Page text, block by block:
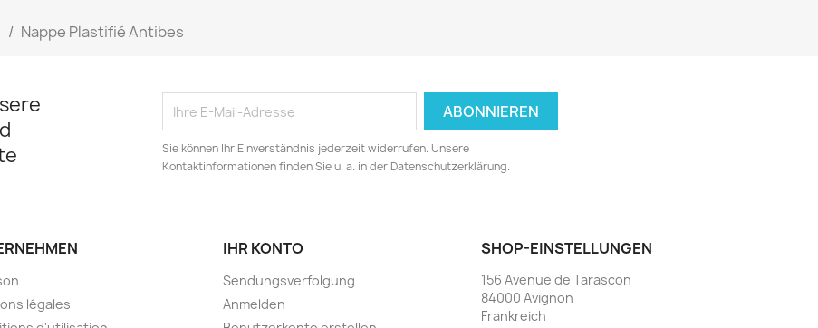
Nappe Plastifié Antibes
Sie können Ihr Einverständnis jederzeit widerrufen. Unsere
Kontaktinformationen finden Sie u. a. in der Datenschutzerklärung.
légales
IHR KONTO
Sendungsverfolgung
Anmelden
SHOP-EINSTELLUNGEN
156 Avenue de Tarascon
84000 Avignon
Frankreich